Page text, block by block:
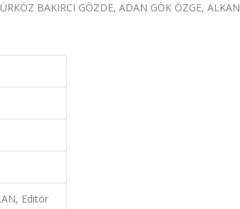
BAKIRCI GÖZDE, ADAN GÖK ÖZGE, ALKAN
Editör